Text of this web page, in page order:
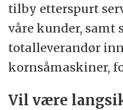
tilby etterspurt
våre kunder, samt
totalleverandør
kornsåmaskiner,
Vil være